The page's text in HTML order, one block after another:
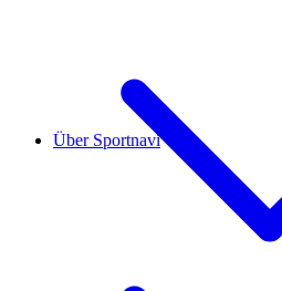
Über Sportnavi